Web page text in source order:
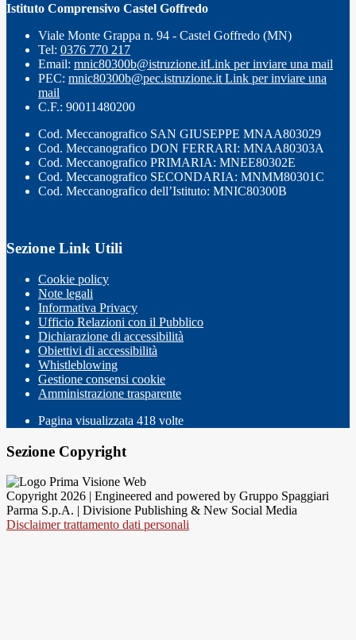
Istituto Comprensivo Castel Goffredo
Viale Monte Grappa n. 94 - Castel Goffredo (MN)
Tel: 0376 770 217
Email: mnic80300b@istruzione.itLink per inviare una mail
PEC: mnic80300b@pec.istruzione.it Link per inviare una
mail
C.F.: 90011480200
Cod. Meccanografico SAN GIUSEPPE MNAA803029
Cod. Meccanografico DON FERRARI: MNAA80303A
Cod. Meccanografico PRIMARIA: MNEE80302E
Cod. Meccanografico SECONDARIA: MNMM80301C
Cod. Meccanografico dell’Istituto: MNIC80300B
Sezione Link Utili
Cookie policy
Note legali
Informativa Privacy
Ufficio Relazioni con il Pubblico
Dichiarazione di accessibilità
Obiettivi di accessibilità
Whistleblowing
Gestione consensi cookie
Amministrazione trasparente
Pagina visualizzata 418 volte
Sezione Copyright
Copyright 2026 | Engineered and powered by Gruppo Spaggiari
Parma S.p.A. | Divisione Publishing & New Social Media
Disclaimer trattamento dati personali